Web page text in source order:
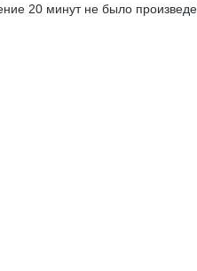
20 минут не было